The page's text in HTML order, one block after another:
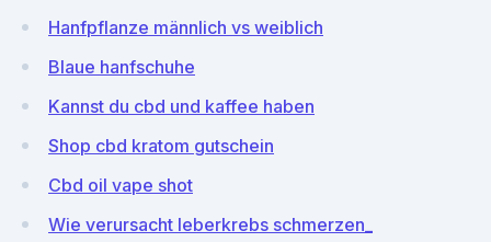
Hanfpflanze männlich vs weiblich
Blaue hanfschuhe
Kannst du cbd und kaffee haben
Shop cbd kratom gutschein
Cbd oil vape shot
Wie verursacht leberkrebs schmerzen_